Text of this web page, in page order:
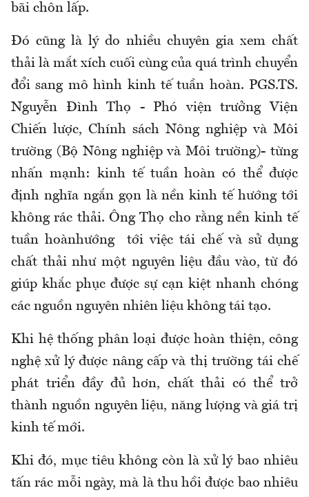
bãi chôn lấp.
Đó cũng là lý do nhiều chuyên gia xem chất
thải là mắt xích cuối cùng của quá trình chuyển
đổi sang mô hình kinh tế tuần hoàn. PGS.TS.
Nguyễn Đình Thọ - Phó viện trưởng Viện
Chiến lược, Chính sách Nông nghiệp và Môi
trường (Bộ Nông nghiệp và Môi trường)- từng
nhấn mạnh: kinh tế tuần hoàn có thể được
định nghĩa ngắn gọn là nền kinh tế hướng tới
không rác thải. Ông Thọ cho rằng nền kinh tế
tuần hoànhướng tới việc tái chế và sử dụng
chất thải như một nguyên liệu đầu vào, từ đó
giúp khắc phục được sự cạn kiệt nhanh chóng
các nguồn nguyên nhiên liệu không tái tạo.
Khi hệ thống phân loại được hoàn thiện, công
nghệ xử lý được nâng cấp và thị trường tái chế
phát triển đầy đủ hơn, chất thải có thể trở
thành nguồn nguyên liệu, năng lượng và giá trị
kinh tế mới.
Khi đó, mục tiêu không còn là xử lý bao nhiêu
tấn rác mỗi ngày, mà là thu hồi được bao nhiêu